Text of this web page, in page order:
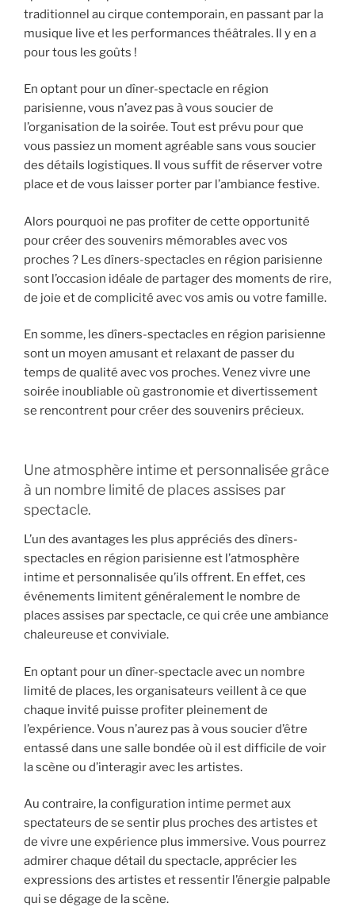
traditionnel au cirque contemporain, en passant par la
musique live et les performances théâtrales. Il y en a
pour tous les goûts !
En optant pour un dîner-spectacle en région
parisienne, vous n’avez pas à vous soucier de
l’organisation de la soirée. Tout est prévu pour que
vous passiez un moment agréable sans vous soucier
des détails logistiques. Il vous suffit de réserver votre
place et de vous laisser porter par l’ambiance festive.
Alors pourquoi ne pas profiter de cette opportunité
pour créer des souvenirs mémorables avec vos
proches ? Les dîners-spectacles en région parisienne
sont l’occasion idéale de partager des moments de rire,
de joie et de complicité avec vos amis ou votre famille.
En somme, les dîners-spectacles en région parisienne
sont un moyen amusant et relaxant de passer du
temps de qualité avec vos proches. Venez vivre une
soirée inoubliable où gastronomie et divertissement
se rencontrent pour créer des souvenirs précieux.
Une atmosphère intime et personnalisée grâce
à un nombre limité de places assises par
spectacle.
L’un des avantages les plus appréciés des dîners-
spectacles en région parisienne est l’atmosphère
intime et personnalisée qu’ils offrent. En effet, ces
événements limitent généralement le nombre de
places assises par spectacle, ce qui crée une ambiance
chaleureuse et conviviale.
En optant pour un dîner-spectacle avec un nombre
limité de places, les organisateurs veillent à ce que
chaque invité puisse profiter pleinement de
l’expérience. Vous n’aurez pas à vous soucier d’être
entassé dans une salle bondée où il est difficile de voir
la scène ou d’interagir avec les artistes.
Au contraire, la configuration intime permet aux
spectateurs de se sentir plus proches des artistes et
de vivre une expérience plus immersive. Vous pourrez
admirer chaque détail du spectacle, apprécier les
expressions des artistes et ressentir l’énergie palpable
qui se dégage de la scène.